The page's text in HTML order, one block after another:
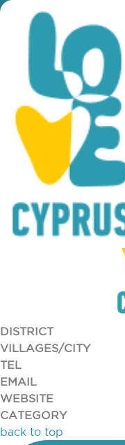
You are here: Home »
MILKBAR FRANKIES
MILKBAR
DISTRICT
VILLAGES/CITY
TEL
EMAIL
WEBSITE
CATEGORY
back to top